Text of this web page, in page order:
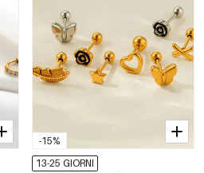
-15%
13-25 GIORNI